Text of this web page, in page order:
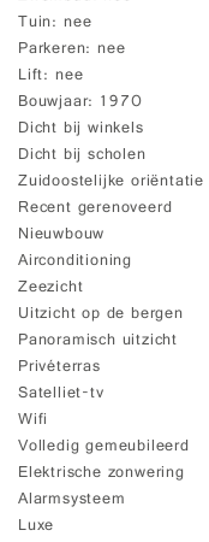
Tuin nee
Parkeren nee
Lift nee
Bouwjaar 1970
Dicht bij winkels
Dicht bij scholen
Zuidoostelijke oriëntatie
Recent gerenoveerd
Nieuwbouw
Airconditioning
Zeezicht
Uitzicht op de bergen
Panoramisch uitzicht
Privéterras
Satelliet-tv
Wifi
Volledig gemeubileerd
Elektrische zonwering
Alarmsysteem
Luxe